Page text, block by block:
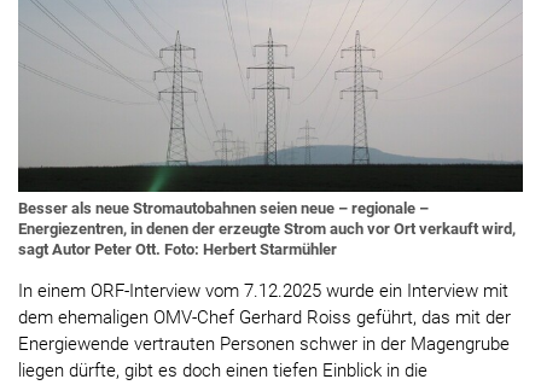
Besser als neue Stromautobahnen seien neue – regionale –
Energiezentren, in denen der erzeugte Strom auch vor Ort verkauft wird,
sagt Autor Peter Ott. Foto: Herbert Starmühler
In einem ORF-Interview vom 7.12.2025 wurde ein Interview mit
dem ehemaligen OMV-Chef Gerhard Roiss geführt, das mit der
Energiewende vertrauten Personen schwer in der Magengrube
liegen dürfte, gibt es doch einen tiefen Einblick in die